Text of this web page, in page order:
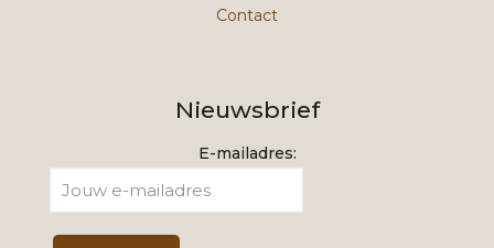
Contact
Nieuwsbrief
E-mailadres: